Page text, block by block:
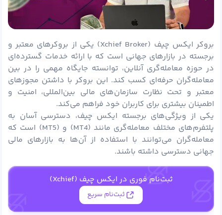
بروکر ایکس چیف (Xchief Broker) یکی از بروکرهای معتبر و
برجسته در بازارهای جهانی است که با ارائه خدمات گسترده‌ای
در حوزه معامله‌گری آنلاین، توانسته جایگاه مهمی را در بین
معامله‌گران حرفه‌ای کسب کند. این بروکر با داشتن مجوزهای
معتبر و تحت نظارت سازمان‌های مالی بین‌المللی، امنیت و
اطمینان بیشتری برای کاربران خود فراهم می‌کند.
یکی از ویژگی‌های برجسته ایکس چیف، دسترسی آسان به
پلتفرم‌های مختلف معامله‌گری مانند (MT4) و (MT5) است که
معامله‌گران می‌توانند با استفاده از آن‌ها به بازارهای مالی
جهانی دسترسی داشته باشند.
ثبت‌نام فوری در ایکس چیف (Xchief)
ثبت‌نام سریع